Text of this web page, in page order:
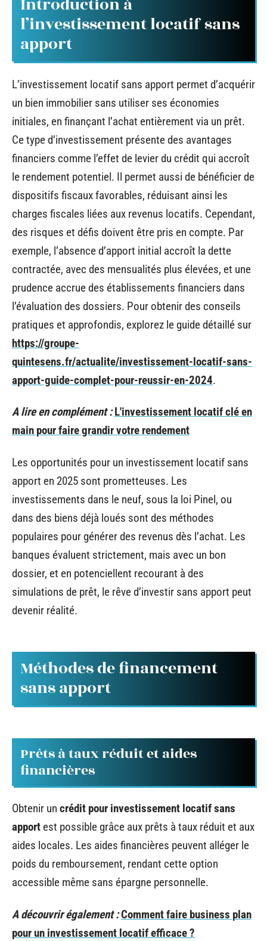
Introduction à
l’investissement locatif sans
apport
L’investissement locatif sans apport permet d’acquérir
un bien immobilier sans utiliser ses économies
initiales, en finançant l’achat entièrement via un prêt.
Ce type d’investissement présente des avantages
financiers comme l’effet de levier du crédit qui accroît
le rendement potentiel. Il permet aussi de bénéficier de
dispositifs fiscaux favorables, réduisant ainsi les
charges fiscales liées aux revenus locatifs. Cependant,
des risques et défis doivent être pris en compte. Par
exemple, l’absence d’apport initial accroît la dette
contractée, avec des mensualités plus élevées, et une
prudence accrue des établissements financiers dans
l’évaluation des dossiers. Pour obtenir des conseils
pratiques et approfondis, explorez le guide détaillé sur
https://groupe-
quintesens.fr/actualite/investissement-locatif-sans-
apport-guide-complet-pour-reussir-en-2024.
A lire en complément : L'investissement locatif clé en
main pour faire grandir votre rendement
Les opportunités pour un investissement locatif sans
apport en 2025 sont prometteuses. Les
investissements dans le neuf, sous la loi Pinel, ou
dans des biens déjà loués sont des méthodes
populaires pour générer des revenus dès l’achat. Les
banques évaluent strictement, mais avec un bon
dossier, et en potenciellent recourant à des
simulations de prêt, le rêve d’investir sans apport peut
devenir réalité.
Méthodes de financement
sans apport
Prêts à taux réduit et aides
financières
Obtenir un crédit pour investissement locatif sans
apport est possible grâce aux prêts à taux réduit et aux
aides locales. Les aides financières peuvent alléger le
poids du remboursement, rendant cette option
accessible même sans épargne personnelle.
A découvrir également :Comment faire business plan
pour un investissement locatif efficace ?